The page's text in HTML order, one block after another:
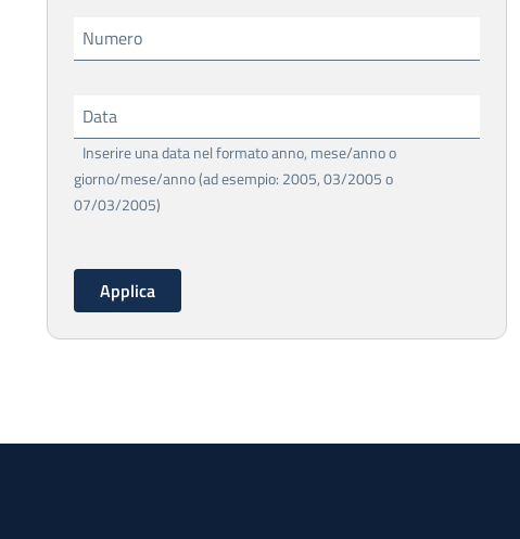
Numero
Data
Inserire una data nel formato anno, mese/anno o
giorno/mese/anno (ad esempio: 2005, 03/2005 o
07/03/2005)